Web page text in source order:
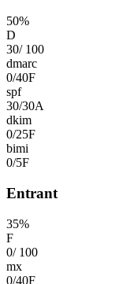
50%
D
30/ 100
dmarc
0/40F
spf
30/30A
dkim
0/25F
bimi
0/5F
Entrant
35%
F
0/ 100
mx
0/40F